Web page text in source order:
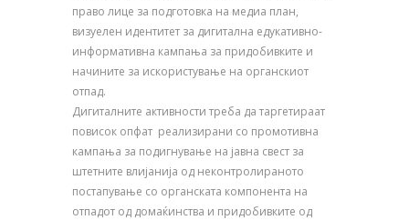
право лице за подготовка на медиа план,
визуелен идентитет за дигитална едукативно-
информативна кампања за придобивките и
начините за искористување на органскиот
отпад.
Дигиталните активности треба да таргетираат
повисок опфат реализирани со промотивна
кампања за подигнување на јавна свест за
штетните влијанија од неконтролираното
постапување со органската компонента на
отпадот од домаќинства и придобивките од